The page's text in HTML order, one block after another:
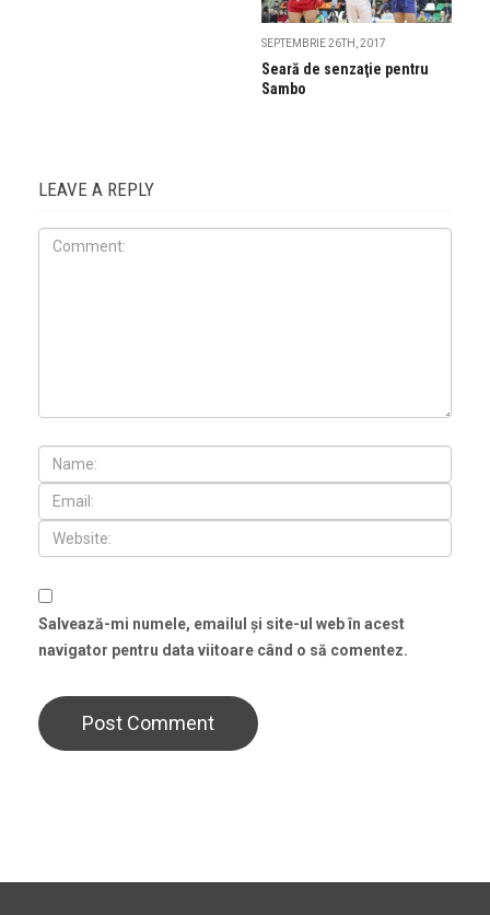
SEPTEMBRIE 26TH, 2017
Seară de senzaţie pentru
Sambo
LEAVE A REPLY
Salvează-mi numele, emailul și site-ul web în acest
navigator pentru data viitoare când o să comentez.